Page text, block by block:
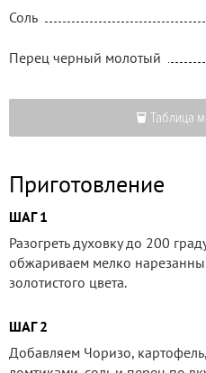
Соль
Перец черный молотый
Таблица
Приготовление
ШАГ 1
Разогреть духовку до 200
обжариваем мелко
золотистого цвета.
ШАГ 2
Добавляем Чоризо,